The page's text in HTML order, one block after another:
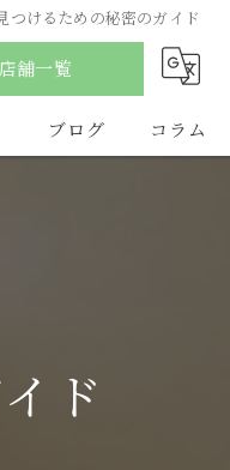
つけるための秘密のガイド
店舗一覧
ブログ コラム
ド